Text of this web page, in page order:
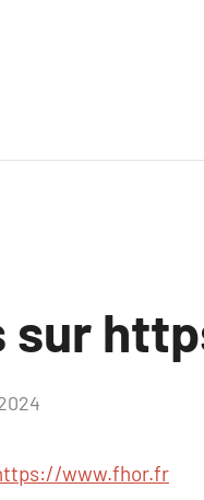
sur
www.fhor.fr